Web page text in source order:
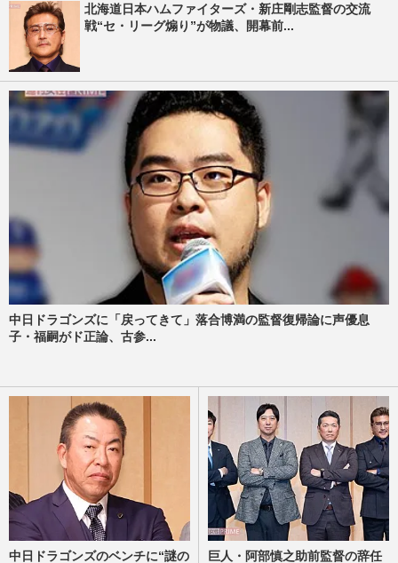
北海道日本ハムファイターズ・新庄剛志監督の交流
戦“セ・リーグ煽り”が物議、開幕前...
中日ドラゴンズに「戻ってきて」落合博満の監督復帰論に声優息
子・福嗣がド正論、古参...
中日ドラゴンズのベンチに“謎の
巨人・阿部慎之助前監督の辞任